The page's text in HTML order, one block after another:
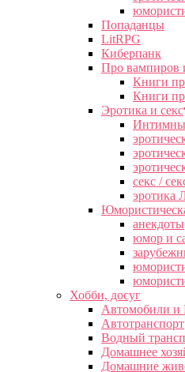
Попаданцы
LitRPG
Киберпанк
Про вампиров
Книги
Книги
Эротика и секс
секс /
эротика
анекдоты
юмор и
Хобби, досуг
Автомобили
Автотранспорт
Водный
Домашнее
Домашние